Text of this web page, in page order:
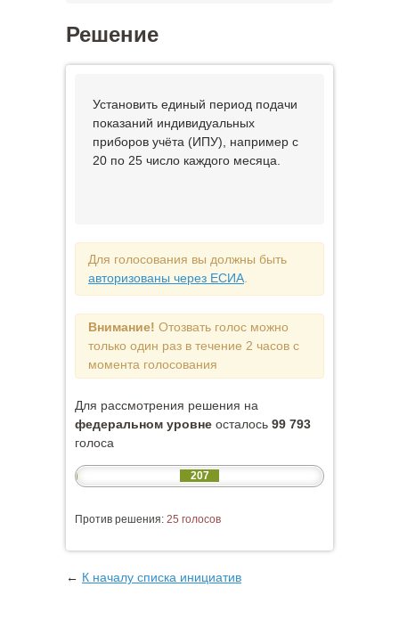
Решение
Установить единый период подачи
показаний индивидуальных
приборов учёта (ИПУ), например с
20 по 25 число каждого месяца.
Для голосования вы должны быть
авторизованы через ЕСИА
Внимание! Отозвать голос можно
только один раз в течение 2 часов с
момента голосования
Для рассмотрения решения на
федеральном уровне осталось 99 793
голоса
207
Против решения: 25 голосов
← К началу списка инициатив